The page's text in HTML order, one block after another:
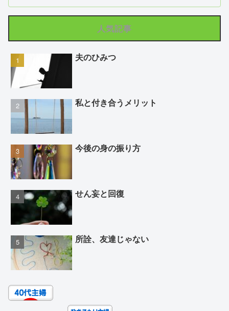
人気記事
夫のひみつ
私と付き合うメリット
今後の身の振り方
せん妄と回復
所詮、友達じゃない